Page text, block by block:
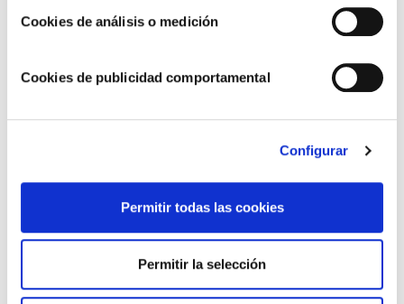
Cookies de análisis o medición
Cookies de publicidad comportamental
Configurar
Permitir todas las cookies
Permitir la selección
3 patatas medianas
Aceitunas rellenas
2 latas de atún en aceite
Hervir aguaen una cazuela. Una vez hierva, meter los
huevos y cocer durante 10 minutos. Reservar.
sal e incorporar las patatas con cáscara (lavadas
previamente) y las zanahorias lavadas y peladas.